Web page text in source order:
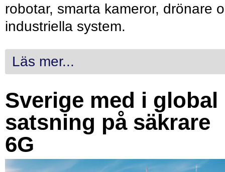
robotar, smarta kameror, drönare
industriella system.
Läs mer...
Sverige med i global
satsning på säkrare
6G